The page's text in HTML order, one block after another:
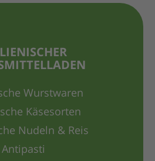
Wurstwaren
Käsesorten
Nudeln & Reis
Antipasti